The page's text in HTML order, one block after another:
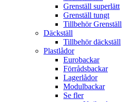
Grenställ superlätt
Grenställ tungt
Tillbehör Grenställ
Däckställ
Tillbehör däckställ
Plastlådor
Eurobackar
Förrådsbackar
Lagerlådor
Modulbackar
Se fler